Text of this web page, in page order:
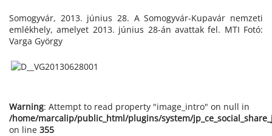
Somogyvár, 2013. június 28. A Somogyvár-Kupavár nemzeti
emlékhely, amelyet 2013. június 28-án avattak fel. MTI Fotó:
Varga György
Warning: Attempt to read property "image_intro" on null in
/home/marcalip/public_html/plugins/system/
on line 355